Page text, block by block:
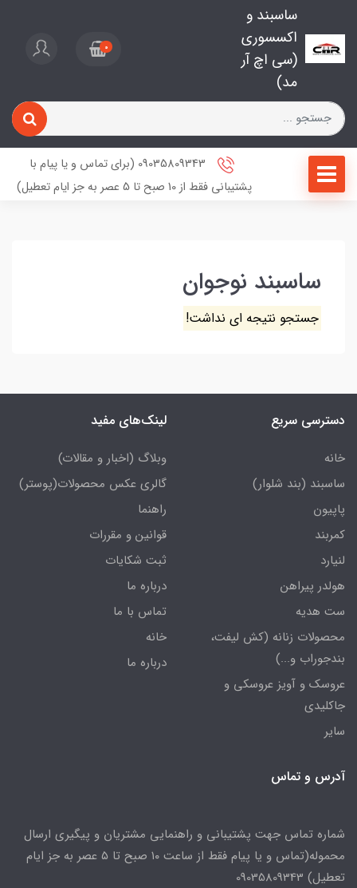
ساسبند و
اکسسوری
(سی اچ آر
مد)
0
09035809343 (برای تماس و یا پیام با
پشتیبانی فقط از 10 صبح تا 5 عصر به جز ایام تعطیل)
ساسبند نوجوان
جستجو نتیجه ای نداشت!
دسترسی سریع
خانه
ساسبند (بند شلوار)
پاپیون
کمربند
لنیارد
هولدر پیراهن
ست هدیه
محصولات زنانه (کش لیفت،
بندجوراب و...)
عروسک و آویز عروسکی و
جاکلیدی
سایر
لینک‌های مفید
وبلاگ (اخبار و مقالات)
گالری عکس محصولات(پوستر)
راهنما
قوانین و مقررات
ثبت شکایات
درباره ما
تماس با ما
خانه
درباره ما
آدرس و تماس
شماره تماس جهت پشتیبانی و راهنمایی مشتریان و پیگیری ارسال
محموله(تماس و یا پیام فقط از ساعت ۱۰ صبح تا ۵ عصر به جز ایام
تعطیل) 09035809343